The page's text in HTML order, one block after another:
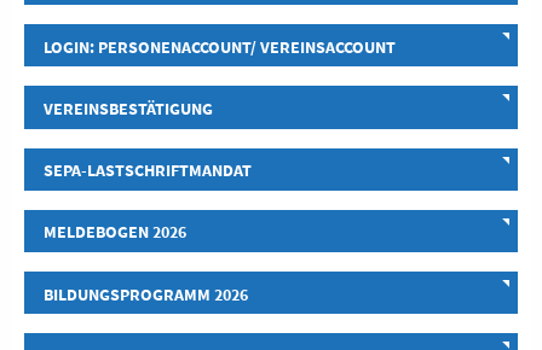
LOGIN: PERSONENACCOUNT/ VEREINSACCOUNT
VEREINSBESTÄTIGUNG
SEPA-LASTSCHRIFTMANDAT
MELDEBOGEN 2026
BILDUNGSPROGRAMM 2026